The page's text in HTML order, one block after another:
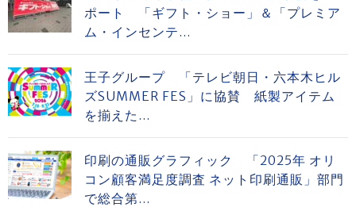
ポート 「ギフト・ショー」＆「プレミア
ム・インセンテ...
王子グループ 「テレビ朝日・六本木ヒル
ズSUMMER FES」に協賛 紙製アイテム
を揃えた...
印刷の通販グラフィック 「2025年 オリ
コン顧客満足度調査 ネット印刷通販」部門
で総合第...